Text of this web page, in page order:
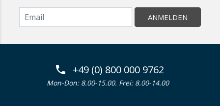
ANMELDEN
+49 (0) 800 000 9762
Mon-Don: 8.00-15.00. Frei: 8.00-14.00